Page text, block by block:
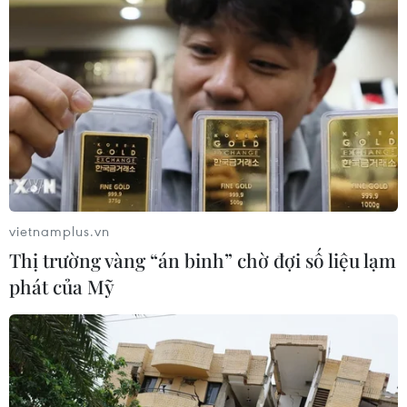
“Tôi đã thống nhất với cơ quan bảo hiểm xã hội,
danh sách doanh nghiệp nợ, chậm đóng gửi
sang Liên đoàn Lao động các tỉnh, thành phố có
thể nhiều nhưng phải chọn lọc những ‘ông có
tóc’ tập trung khởi kiện trước, chứ không chọn
‘ông trọc đầu’, “ ông Mai Đức Chính nó​i.
vietnamplus.vn
Thị trường vàng “án binh” chờ đợi số liệu lạm
phát của Mỹ